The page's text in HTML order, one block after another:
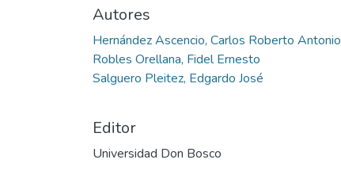
Autores
Hernández Ascencio, Carlos Roberto Antonio
Robles Orellana, Fidel Ernesto
Salguero Pleitez, Edgardo José
Editor
Universidad Don Bosco